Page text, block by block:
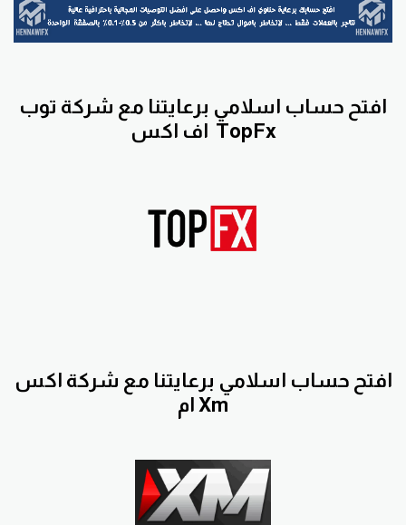
افتح حساب اسلامي برعايتنا مع شركة توب
اف اكس TopFx
افتح حساب اسلامي برعايتنا مع شركة اكس
ام Xm